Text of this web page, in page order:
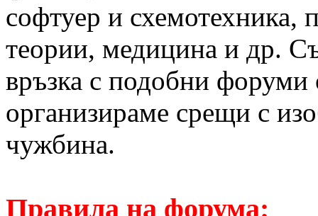
софтуер и схемотехника,
теории, медицина и др.
връзка с подобни
организираме срещи с
чужбина.
Правила на форума: